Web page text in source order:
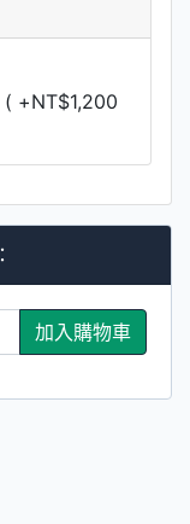
( +NT$1,200
加入購物車